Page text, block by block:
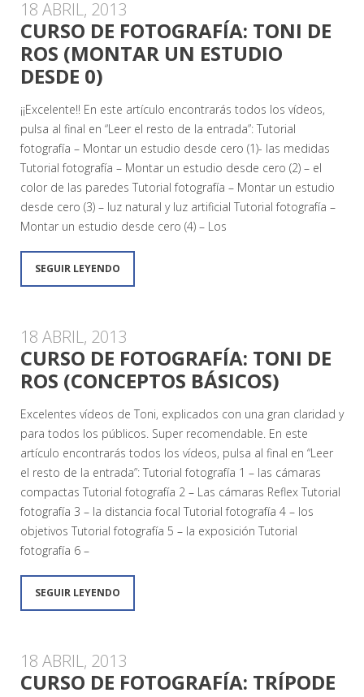
18 ABRIL, 2013
CURSO DE FOTOGRAFÍA: TONI DE
ROS (MONTAR UN ESTUDIO
DESDE 0)
¡¡Excelente!! En este artículo encontrarás todos los vídeos,
pulsa al final en “Leer el resto de la entrada”: Tutorial
fotografía – Montar un estudio desde cero (1)- las medidas
Tutorial fotografía – Montar un estudio desde cero (2) – el
color de las paredes Tutorial fotografía – Montar un estudio
desde cero (3) – luz natural y luz artificial Tutorial fotografía –
Montar un estudio desde cero (4) – Los
SEGUIR LEYENDO
18 ABRIL, 2013
CURSO DE FOTOGRAFÍA: TONI DE
ROS (CONCEPTOS BÁSICOS)
Excelentes vídeos de Toni, explicados con una gran claridad y
para todos los públicos. Super recomendable. En este
artículo encontrarás todos los vídeos, pulsa al final en “Leer
el resto de la entrada”: Tutorial fotografía 1 – las cámaras
compactas Tutorial fotografía 2 – Las cámaras Reflex Tutorial
fotografía 3 – la distancia focal Tutorial fotografía 4 – los
objetivos Tutorial fotografía 5 – la exposición Tutorial
fotografía 6 –
SEGUIR LEYENDO
18 ABRIL, 2013
CURSO DE FOTOGRAFÍA: TRÍPODE